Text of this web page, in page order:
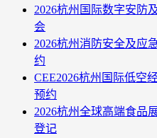
2026杭州国际数字安防
会
2026杭州消防安全及应
约
CEE2026杭州国际低空
预约
2026杭州全球高端食品
登记